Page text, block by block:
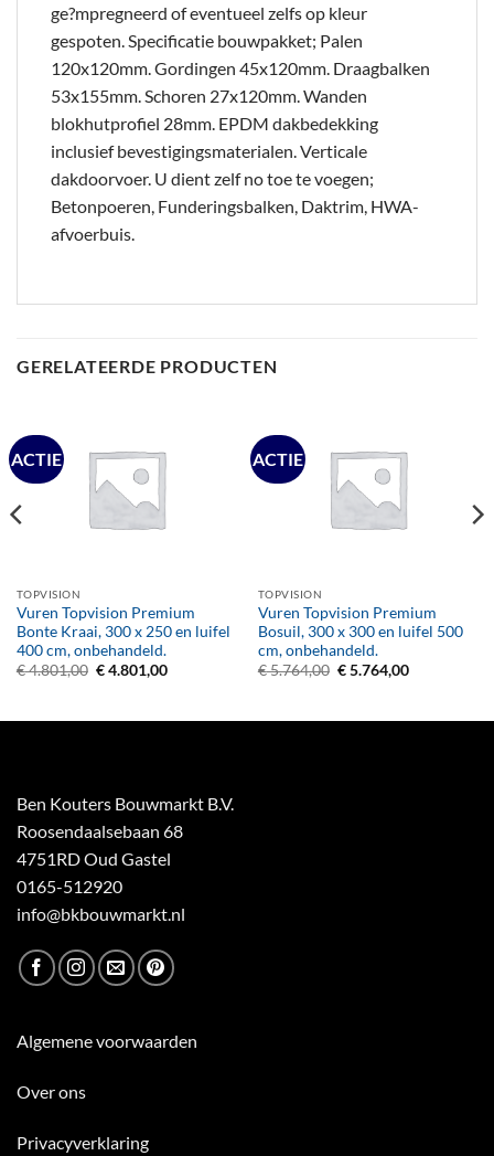
ge?mpregneerd of eventueel zelfs op kleur
gespoten. Specificatie bouwpakket; Palen
120x120mm. Gordingen 45x120mm. Draagbalken
53x155mm. Schoren 27x120mm. Wanden
blokhutprofiel 28mm. EPDM dakbedekking
inclusief bevestigingsmaterialen. Verticale
dakdoorvoer. U dient zelf no toe te voegen;
Betonpoeren, Funderingsbalken, Daktrim, HWA-
afvoerbuis.
GERELATEERDE PRODUCTEN
ACTIE
TOPVISION
Vuren Topvision Premium
Bonte Kraai, 300 x 250 en luifel
400 cm, onbehandeld.
€4.801,00 Oorspronkelijke
€4.801,00Huidige
ACTIE
TOPVISION
Vuren Topvision Premium
Bosuil, 300 x 300 en luifel 500
cm, onbehandeld.
€5.764,00 Oorspronkelijke
€5.764,00Huidige
Ben Kouters Bouwmarkt B.V.
Roosendaalsebaan 68
4751RD Oud Gastel
0165-512920
info@bkbouwmarkt.nl
Algemene voorwaarden
Over ons
Privacyverklaring